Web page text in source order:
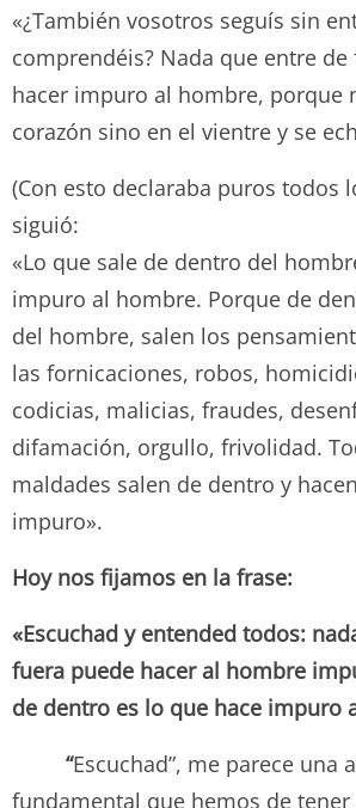
«¿También vosotros seguís sin
comprendéis? Nada que entre
hacer impuro al hombre, porque
corazón sino en el vientre y se
(Con esto declaraba puros todos
siguió:
«Lo que sale de dentro del
impuro al hombre. Porque de
del hombre, salen los
las fornicaciones, robos,
codicias, malicias, fraudes,
difamación, orgullo, frivolidad.
maldades salen de dentro y
impuro».
Hoy nos fijamos en la frase:
«Escuchad y entended todos:
fuera puede hacer al hombre
de dentro es lo que hace impuro
“Escuchad”, me parece una
fundamental que hemos de